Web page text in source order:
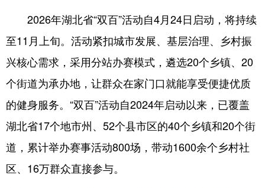
2026年湖北省“双百”活动自4月24日启动，将持续
至11月上旬。活动紧扣城市发展、基层治理、乡村振
兴核心需求，采用分站办赛模式，遴选20个乡镇、20
个街道为承办地，让群众在家门口就能享受便捷优质
的健身服务。“双百”活动自2024年启动以来，已覆盖
湖北省17个地市州、52个县市区的40个乡镇和20个街
道，累计举办赛事活动800场，带动1600余个乡村社
区、16万群众直接参与。